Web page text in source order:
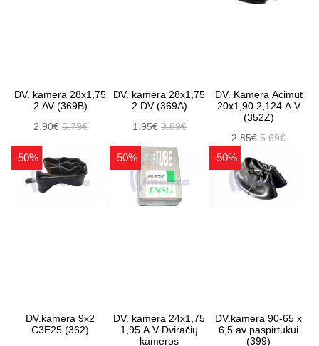
DV. kamera 28x1,75
2 AV (369B)
2.90€5.79€
DV. kamera 28x1,75
2 DV (369A)
1.95€ 3.89€
DV. Kamera Acimut
20x1,90 2,124 A V
(352Z)
2.85€5.69€
-50%
DV.kamera 9x2
C3E25 (362)
-50%
DV. kamera 24x1,75
1,95 A V Dviračių
kameros
-50%
DV.kamera 90-65 x
6,5 av paspirtukui
(399)